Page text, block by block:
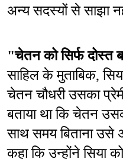
अन्य सदस्यों से साझा
"चेतन को सिर्फ दोस्त
साहिल के मुताबिक,
चेतन चौधरी उसका
बताया था कि चेतन
साथ समय बिताना उसे
कहा कि उन्होंने सिया